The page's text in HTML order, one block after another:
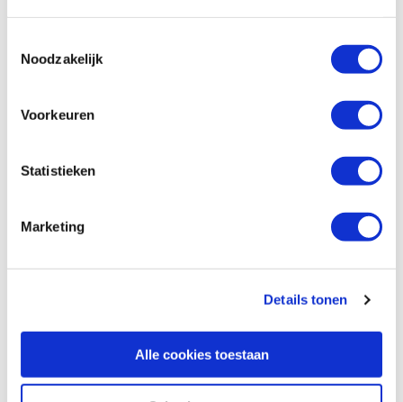
Noodzakelijk
Voorkeuren
Statistieken
Marketing
Details tonen
Alle cookies toestaan
Specificaties, tekeningen en plattegrond van de camper zijn
garantie dat de maximale bezetting voldoende comfortabel is.
Afmetingen en het interieur kunnen in werkelijkheid afwijken van
SPECIFICATIES CAMPER
VERZEKERINGEN
VOORWAARDEN